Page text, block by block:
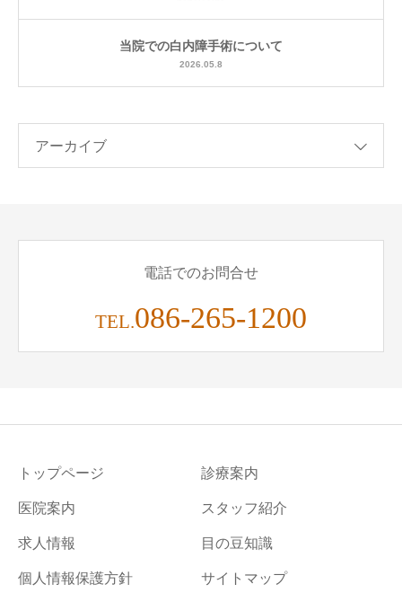
当院での白内障手術について
2026.05.8
アーカイブ
電話でのお問合せ
TEL.086-265-1200
トップページ 診療案内
医院案内 スタッフ紹介
求人情報 目の豆知識
個人情報保護方針 サイトマップ